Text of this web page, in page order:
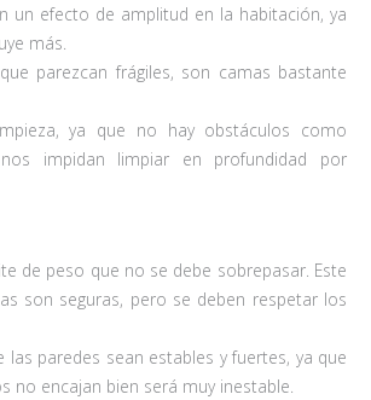
un efecto de amplitud en la habitación, ya
más.
parezcan frágiles, son camas bastante
ya que no hay obstáculos como
impidan limpiar en profundidad por
de peso que no se debe sobrepasar. Este
son seguras, pero se deben respetar los
las paredes sean estables y fuertes, ya que
no encajan bien será muy inestable.